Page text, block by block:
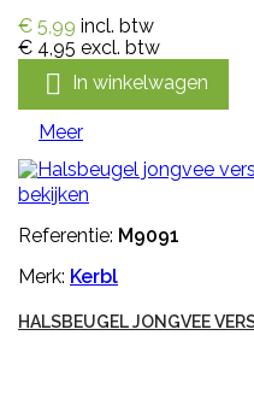
€ 5,99 incl. btw
€ 4,95 excl. btw
 In winkelwagen
Meer
bekijken
Referentie: M9091
Merk: Kerbl
HALSBEUGEL JONGVEE